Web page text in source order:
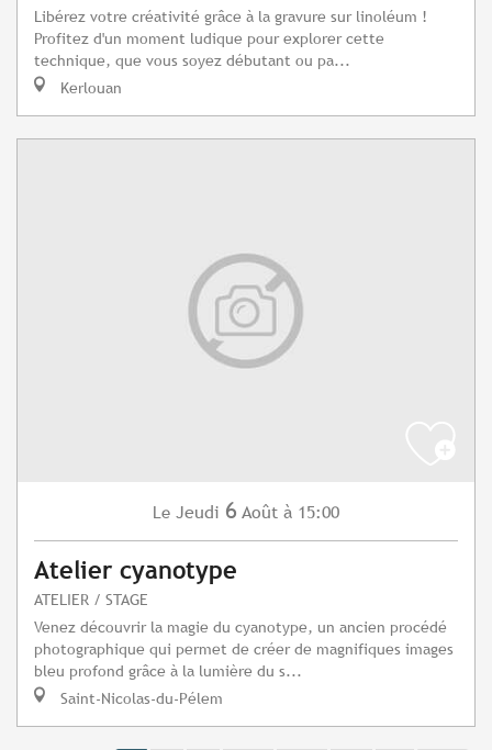
Libérez votre créativité grâce à la gravure sur linoléum !
Profitez d'un moment ludique pour explorer cette
technique, que vous soyez débutant ou pa...
Kerlouan
Le Jeudi 6 Août à 15:00
Atelier cyanotype
ATELIER / STAGE
Venez découvrir la magie du cyanotype, un ancien procédé
photographique qui permet de créer de magnifiques images
bleu profond grâce à la lumière du s...
Saint-Nicolas-du-Pélem